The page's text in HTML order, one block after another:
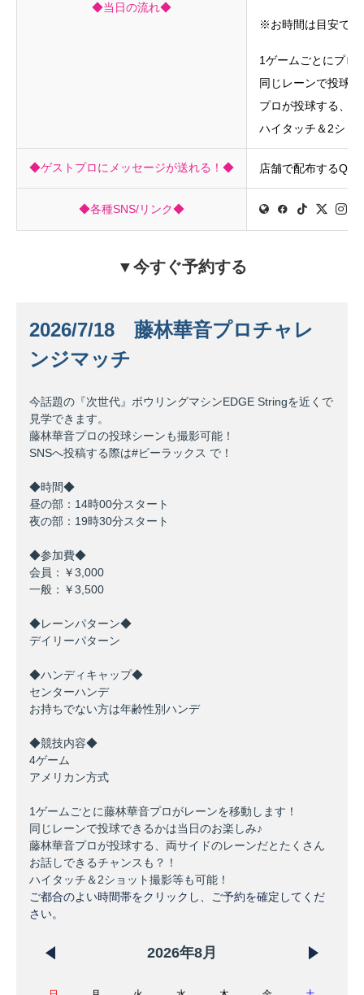
◆当日の流れ◆
※お時間は目安です
1ゲームごとにプロ
同じレーンで投球
プロが投球する、
ハイタッチ＆2ショ
◆ゲストプロにメッセージが送れる！◆ 店舗で配布するQR
◆各種SNS/リンク◆
▼今すぐ予約する